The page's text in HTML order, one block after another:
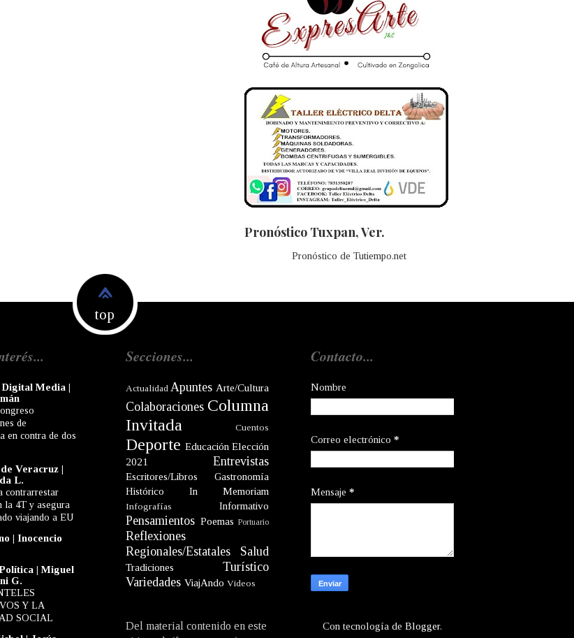
Pronóstico Tuxpan, Ver.
Pronóstico de Tutiempo.net
top
Media |
de
en contra de dos
Veracruz |
L.
contrarrestar
la 4T y asegura
viajando a EU
| Inocencio
| Miguel
G.
Y LA
SOCIAL
Secciones...
Actualidad Apuntes Arte/Cultura
Colaboraciones Columna
Invitada
Cuentos
Deporte Educación Elección
2021
Entrevistas
Escritores/Libros
Gastronomía
Histórico
In Memoriam
Infografías Informativo
Pensamientos Poemas Portuario
Reflexiones
Regionales/Estatales
Salud
Tradiciones
Turístico
Variedades ViajAndo Videos
Del material contenido en este
Contacto...
Nombre
Correo electrónico *
Mensaje *
Con tecnología de Blogger.